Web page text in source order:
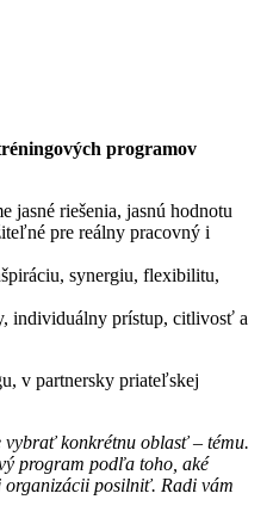
programov
e jasné riešenia, jasnú hodnotu
pre reálny pracovný i
synergiu, flexibilitu,
individuálny prístup, citlivosť a
v partnersky priateľskej
vybrať konkrétnu oblasť – tému.
program podľa toho, aké
organizácii posilniť. Radi vám